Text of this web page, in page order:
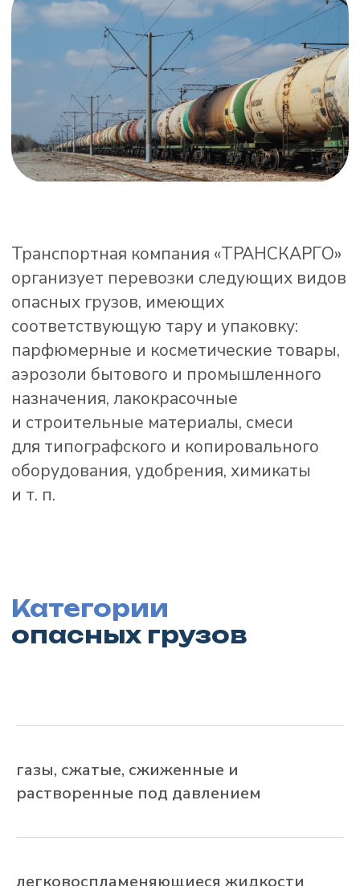
Транспортная компания «ТРАНСКАРГО»
организует перевозки следующих видов
опасных грузов, имеющих
соответствующую тару и упаковку:
парфюмерные и косметические товары,
аэрозоли бытового и промышленного
назначения, лакокрасочные
и строительные материалы, смеси
для типографского и копировального
оборудования, удобрения, химикаты
Категории
опасных грузов
газы, сжатые, сжиженные и
растворенные под давлением
легковоспламеняющиеся жидкости